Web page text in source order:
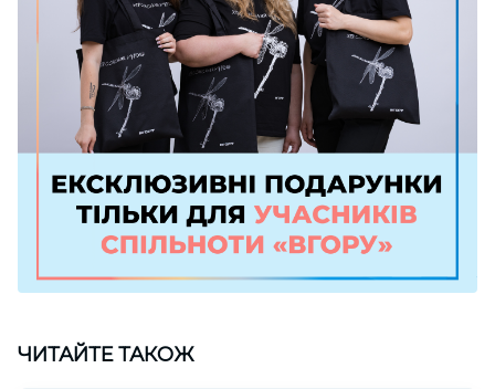
ЧИТАЙТЕ ТАКОЖ